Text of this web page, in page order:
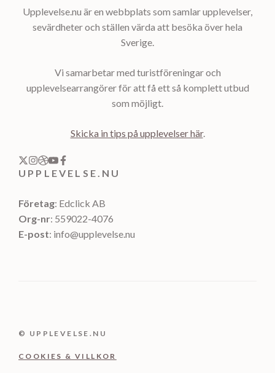
Upplevelse.nu är en webbplats som samlar upplevelser,
sevärdheter och ställen värda att besöka över hela
Sverige.
Vi samarbetar med turistföreningar och
upplevelsearrangörer för att få ett så komplett utbud
som möjligt.
Skicka in tips på upplevelser här.
UPPLEVELSE.NU
Företag: Edclick AB
Org-nr: 559022-4076
E-post: info@upplevelse.nu
© UPPLEVELSE.NU
COOKIES & VILLKOR